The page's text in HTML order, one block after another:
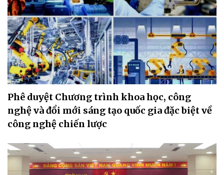
Phê duyệt Chương trình khoa học, công
nghệ và đổi mới sáng tạo quốc gia đặc biệt về
công nghệ chiến lược